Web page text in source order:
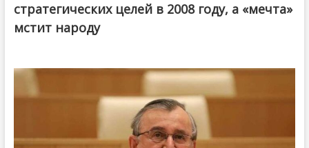
стратегических целей в 2008 году, а «мечта»
мстит народу